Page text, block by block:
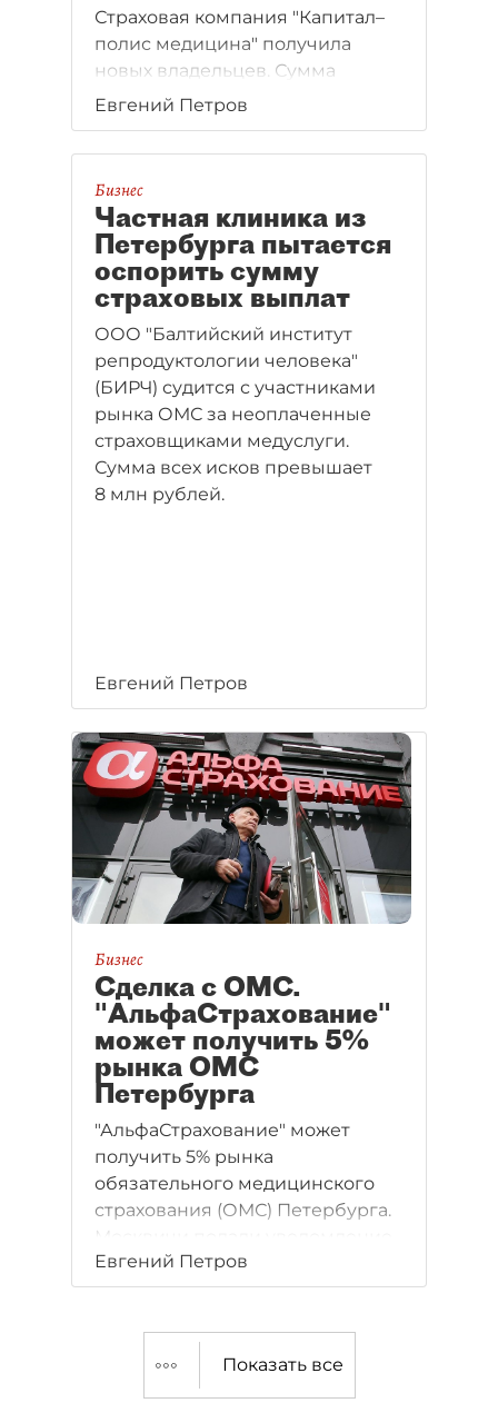
Страховая компания "Капитал–
полис медицина" получила
новых владельцев. Сумма
сделки не разглашается.
Евгений Петров
Бизнес
Частная клиника из
Петербурга пытается
оспорить сумму
страховых выплат
ООО "Балтийский институт
репродуктологии человека"
(БИРЧ) судится с участниками
рынка ОМС за неоплаченные
страховщиками медуслуги.
Сумма всех исков превышает
8 млн рублей.
Евгений Петров
Бизнес
Сделка с ОМС.
"АльфаСтрахование"
может получить 5%
рынка ОМС
Петербурга
"АльфаСтрахование" может
получить 5% рынка
обязательного медицинского
страхования (ОМС) Петербурга.
Москвичи подали уведомление
в ФАС о покупке местного
страховщика "Капитал–полис
Евгений Петров
Показать все